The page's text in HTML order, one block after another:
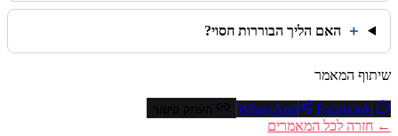
＋ האם הליך הבוררות חסוי?
שיתוף המאמר
Facebook
← חזרה לכל המאמרים